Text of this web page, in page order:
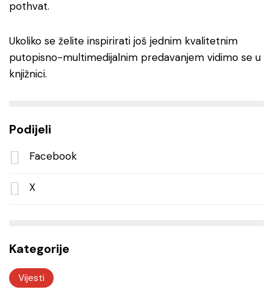
pothvat.
Ukoliko se želite inspirirati još jednim kvalitetnim
putopisno-multimedijalnim predavanjem vidimo se u
knjižnici.
Podijeli
Facebook
X
Kategorije
Vijesti